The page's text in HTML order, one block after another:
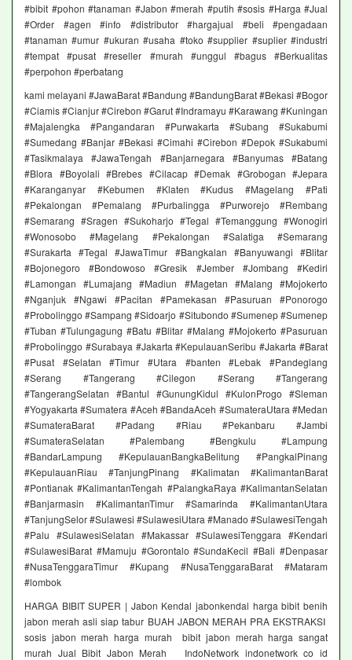
#bibit #pohon #tanaman #Jabon #merah #putih #sosis #Harga #Jual
#Order #agen #info #distributor #hargajual #beli #pengadaan
#tanaman #umur #ukuran #usaha #toko #supplier #suplier #industri
#tempat #pusat #reseller #murah #unggul #bagus #Berkualitas
#perpohon #perbatang
kami melayani #JawaBarat #Bandung #BandungBarat #Bekasi #Bogor
#Ciamis #Cianjur #Cirebon #Garut #Indramayu #Karawang #Kuningan
#Majalengka #Pangandaran #Purwakarta #Subang #Sukabumi
#Sumedang #Banjar #Bekasi #Cimahi #Cirebon #Depok #Sukabumi
#Tasikmalaya #JawaTengah #Banjarnegara #Banyumas #Batang
#Blora #Boyolali #Brebes #Cilacap #Demak #Grobogan #Jepara
#Karanganyar #Kebumen #Klaten #Kudus #Magelang #Pati
#Pekalongan #Pemalang #Purbalingga #Purworejo #Rembang
#Semarang #Sragen #Sukoharjo #Tegal #Temanggung #Wonogiri
#Wonosobo #Magelang #Pekalongan #Salatiga #Semarang
#Surakarta #Tegal #JawaTimur #Bangkalan #Banyuwangi #Blitar
#Bojonegoro #Bondowoso #Gresik #Jember #Jombang #Kediri
#Lamongan #Lumajang #Madiun #Magetan #Malang #Mojokerto
#Nganjuk #Ngawi #Pacitan #Pamekasan #Pasuruan #Ponorogo
#Probolinggo #Sampang #Sidoarjo #Situbondo #Sumenep #Sumenep
#Tuban #Tulungagung #Batu #Blitar #Malang #Mojokerto #Pasuruan
#Probolinggo #Surabaya #Jakarta #KepulauanSeribu #Jakarta #Barat
#Pusat #Selatan #Timur #Utara #banten #Lebak #Pandeglang
#Serang #Tangerang #Cilegon #Serang #Tangerang
#TangerangSelatan #Bantul #GunungKidul #KulonProgo #Sleman
#Yogyakarta #Sumatera #Aceh #BandaAceh #SumateraUtara #Medan
#SumateraBarat #Padang #Riau #Pekanbaru #Jambi
#SumateraSelatan #Palembang #Bengkulu #Lampung
#BandarLampung #KepulauanBangkaBelitung #PangkalPinang
#KepulauanRiau #TanjungPinang #Kalimatan #KalimantanBarat
#Pontianak #KalimantanTengah #PalangkaRaya #KalimantanSelatan
#Banjarmasin #KalimantanTimur #Samarinda #KalimantanUtara
#TanjungSelor #Sulawesi #SulawesiUtara #Manado #SulawesiTengah
#Palu #SulawesiSelatan #Makassar #SulawesiTenggara #Kendari
#SulawesiBarat #Mamuju #Gorontalo #SundaKecil #Bali #Denpasar
#NusaTenggaraTimur #Kupang #NusaTenggaraBarat #Mataram
#lombok
HARGA BIBIT SUPER | Jabon Kendal jabonkendal harga bibit benih
jabon merah asli siap tabur BUAH JABON MERAH PRA EKSTRAKSI
sosis jabon merah harga murah bibit jabon merah harga sangat
murah Jual Bibit Jabon Merah IndoNetwork indonetwork co id